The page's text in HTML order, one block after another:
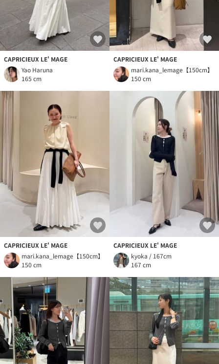
CAPRICIEUX LE' MAGE
Yao Haruna
165 cm
CAPRICIEUX LE' MAGE
mari.kana_lemage【150cm】
150 cm
CAPRICIEUX LE' MAGE
mari.kana_lemage【150cm】
150 cm
CAPRICIEUX LE' MAGE
kyoka / 167cm
167 cm